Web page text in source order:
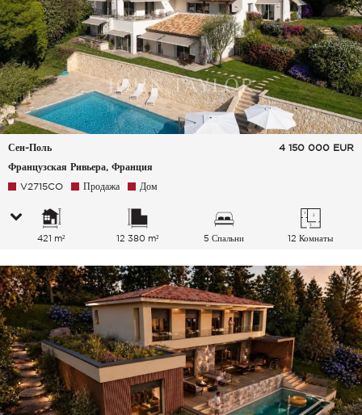
Сен-Поль
Французская Ривьера, Франция
4 150 000 EUR
V2715CO Продажа Дом
421 m² 12 380 m² 5 Спальни 12 Комнаты